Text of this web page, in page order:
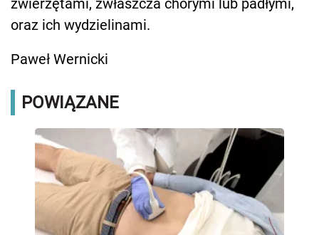
oraz ich wydzielinami.
Paweł Wernicki
POWIĄZANE